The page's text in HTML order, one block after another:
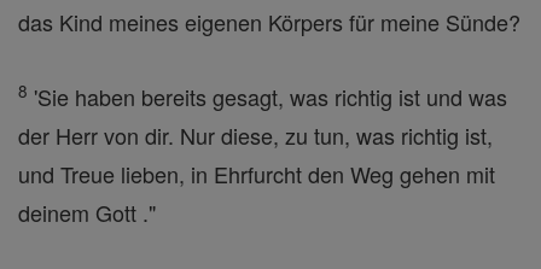
das Kind meines eigenen Körpers für meine Sünde?
8 'Sie haben bereits gesagt, was richtig ist und was
der Herr von dir. Nur diese, zu tun, was richtig ist,
und Treue lieben, in Ehrfurcht den Weg gehen mit
deinem Gott ."